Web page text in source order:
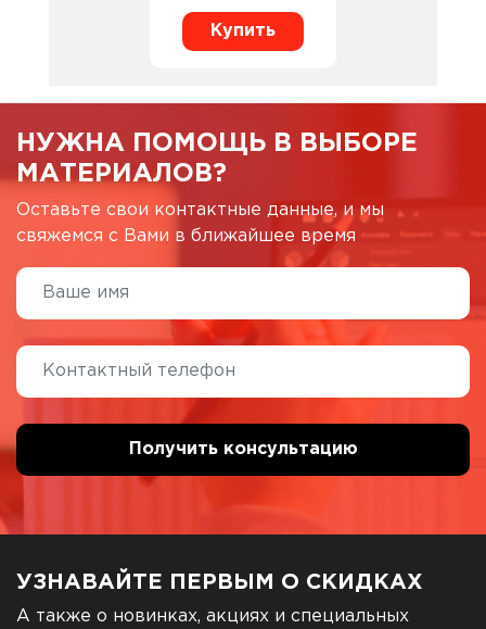
Купить
НУЖНА ПОМОЩЬ В ВЫБОРЕ
МАТЕРИАЛОВ?
Оставьте свои контактные данные, и мы
свяжемся с Вами в ближайшее время
УЗНАВАЙТЕ ПЕРВЫМ О СКИДКАХ
А также о новинках, акциях и специальных